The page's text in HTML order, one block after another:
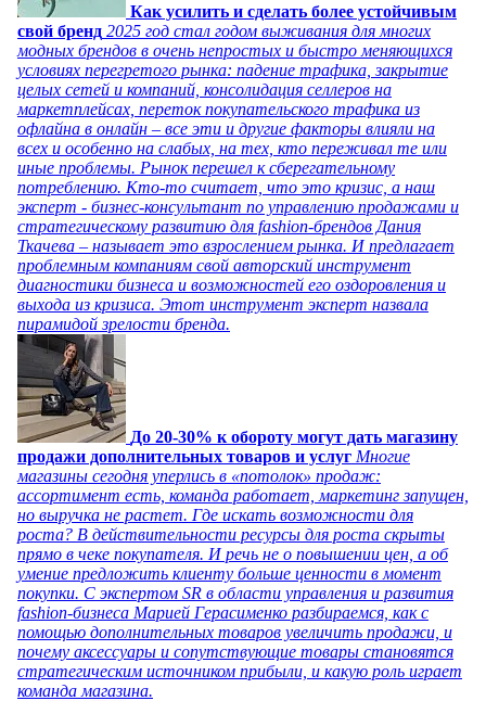
Как усилить и сделать более устойчивым
свой бренд 2025 год стал годом выживания для многих
модных брендов в очень непростых и быстро меняющихся
условиях перегретого рынка: падение трафика, закрытие
целых сетей и компаний, консолидация селлеров на
маркетплейсах, переток покупательского трафика из
офлайна в онлайн – все эти и другие факторы влияли на
всех и особенно на слабых, на тех, кто переживал те или
иные проблемы. Рынок перешел к сберегательному
потреблению. Кто-то считает, что это кризис, а наш
эксперт - бизнес-консультант по управлению продажами и
стратегическому развитию для fashion-брендов Дания
Ткачева – называет это взрослением рынка. И предлагает
проблемным компаниям свой авторский инструмент
диагностики бизнеса и возможностей его оздоровления и
выхода из кризиса. Этот инструмент эксперт назвала
пирамидой зрелости бренда.
До 20-30% к обороту могут дать магазину
продажи дополнительных товаров и услуг Многие
магазины сегодня уперлись в «потолок» продаж:
ассортимент есть, команда работает, маркетинг запущен,
но выручка не растет. Где искать возможности для
роста? В действительности ресурсы для роста скрыты
прямо в чеке покупателя. И речь не о повышении цен, а об
умение предложить клиенту больше ценности в момент
покупки. С экспертом SR в области управления и развития
fashion-бизнеса Марией Герасименко разбираемся, как с
помощью дополнительных товаров увеличить продажи, и
почему аксессуары и сопутствующие товары становятся
стратегическим источником прибыли, и какую роль играет
команда магазина.